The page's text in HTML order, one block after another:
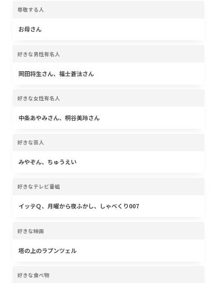
尊敬する人
お母さん
好きな男性有名人
岡田将生さん、福士蒼汰さん
好きな女性有名人
中条あやみさん、桐谷美玲さん
好きな芸人
みやぞん、ちゅうえい
好きなテレビ番組
イッテＱ、月曜から夜ふかし、しゃべくり007
好きな映画
塔の上のラプンツェル
好きな食べ物